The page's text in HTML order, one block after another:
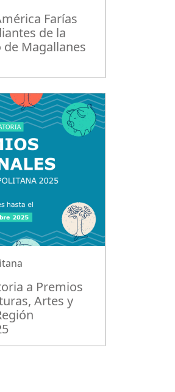
Farías
de la
de Magallanes
a Premios
Artes y